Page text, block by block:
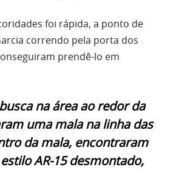
foi rápida, a ponto de
correndo pela porta dos
prendê-lo em
na área ao redor da
uma mala na linha das
da mala, encontraram
AR-15 desmontado,